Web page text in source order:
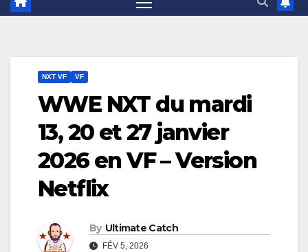
NXT VF VF
WWE NXT du mardi
13, 20 et 27 janvier
2026 en VF – Version
Netflix
By Ultimate Catch
FÉV 5, 2026